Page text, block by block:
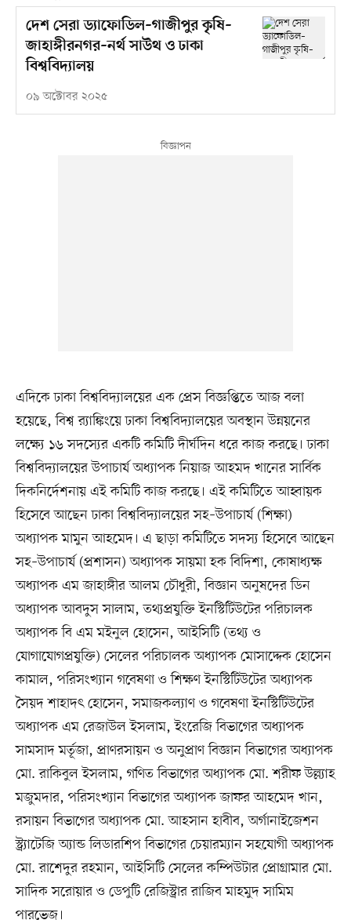
দেশ সেরা ড্যাফোডিল–গাজীপুর কৃষি–
জাহাঙ্গীরনগর–নর্থ সাউথ ও ঢাকা
বিশ্ববিদ্যালয়
০৯ অক্টোবর ২০২৫
এদিকে ঢাকা বিশ্ববিদ্যালয়ের এক প্রেস বিজ্ঞপ্তিতে আজ বলা
হয়েছে, বিশ্ব র‌্যাঙ্কিংয়ে ঢাকা বিশ্ববিদ্যালয়ের অবস্থান উন্নয়নের
লক্ষ্যে ১৬ সদস্যের একটি কমিটি দীর্ঘদিন ধরে কাজ করছে। ঢাকা
বিশ্ববিদ্যালয়ের উপাচার্য অধ্যাপক নিয়াজ আহমদ খানের সার্বিক
দিকনির্দেশনায় এই কমিটি কাজ করছে। এই কমিটিতে আহ্বায়ক
হিসেবে আছেন ঢাকা বিশ্ববিদ্যালয়ের সহ–উপাচার্য (শিক্ষা)
অধ্যাপক মামুন আহমেদ। এ ছাড়া কমিটিতে সদস্য হিসেবে আছেন
সহ–উপাচার্য (প্রশাসন) অধ্যাপক সায়মা হক বিদিশা, কোষাধ্যক্ষ
অধ্যাপক এম জাহাঙ্গীর আলম চৌধুরী, বিজ্ঞান অনুষদের ডিন
অধ্যাপক আবদুস সালাম, তথ্যপ্রযুক্তি ইনস্টিটিউটের পরিচালক
অধ্যাপক বি এম মইনুল হোসেন, আইসিটি (তথ্য ও
যোগাযোগপ্রযুক্তি) সেলের পরিচালক অধ্যাপক মোসাদ্দেক হোসেন
কামাল, পরিসংখ্যান গবেষণা ও শিক্ষণ ইনস্টিটিউটের অধ্যাপক
সৈয়দ শাহাদৎ হোসেন, সমাজকল্যাণ ও গবেষণা ইনস্টিটিউটের
অধ্যাপক এম রেজাউল ইসলাম, ইংরেজি বিভাগের অধ্যাপক
সামসাদ মর্তূজা, প্রাণরসায়ন ও অনুপ্রাণ বিজ্ঞান বিভাগের অধ্যাপক
মো. রাকিবুল ইসলাম, গণিত বিভাগের অধ্যাপক মো. শরীফ উল্ল্যাহ
মজুমদার, পরিসংখ্যান বিভাগের অধ্যাপক জাফর আহমেদ খান,
রসায়ন বিভাগের অধ্যাপক মো. আহসান হাবীব, অর্গানাইজেশন
স্ট্র্যাটেজি অ্যান্ড লিডারশিপ বিভাগের চেয়ারম্যান সহযোগী অধ্যাপক
মো. রাশেদুর রহমান, আইসিটি সেলের কম্পিউটার প্রোগ্রামার মো.
সাদিক সরোয়ার ও ডেপুটি রেজিস্ট্রার রাজিব মাহমুদ সামিম
পারভেজ।